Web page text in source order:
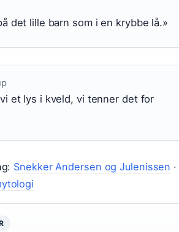
det lille barn som i en krybbe lå.»
et lys i kveld, vi tenner det for
Snekker Andersen og Julenissen ·